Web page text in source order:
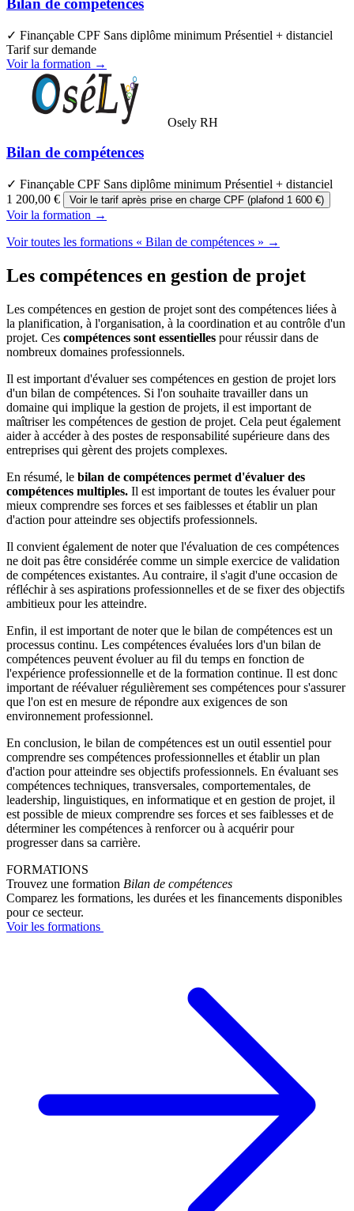
Bilan de compétences
✓ Finançable CPF Sans diplôme minimum Présentiel + distanciel
Tarif sur demande
Voir la formation →
Osely RH
Bilan de compétences
✓ Finançable CPF Sans diplôme minimum Présentiel + distanciel
1 200,00 €
Voir le tarif après prise en charge CPF (plafond 1 600 €)
Voir la formation →
Voir toutes les formations « Bilan de compétences » →
Les compétences en gestion de projet
Les compétences en gestion de projet sont des compétences liées à
la planification, à l'organisation, à la coordination et au contrôle d'un
projet. Ces compétences sont essentielles pour réussir dans de
nombreux domaines professionnels.
Il est important d'évaluer ses compétences en gestion de projet lors
d'un bilan de compétences. Si l'on souhaite travailler dans un
domaine qui implique la gestion de projets, il est important de
maîtriser les compétences de gestion de projet. Cela peut également
aider à accéder à des postes de responsabilité supérieure dans des
entreprises qui gèrent des projets complexes.
En résumé, le bilan de compétences permet d'évaluer des
compétences multiples. Il est important de toutes les évaluer pour
mieux comprendre ses forces et ses faiblesses et établir un plan
d'action pour atteindre ses objectifs professionnels.
Il convient également de noter que l'évaluation de ces compétences
ne doit pas être considérée comme un simple exercice de validation
de compétences existantes. Au contraire, il s'agit d'une occasion de
réfléchir à ses aspirations professionnelles et de se fixer des objectifs
ambitieux pour les atteindre.
Enfin, il est important de noter que le bilan de compétences est un
processus continu. Les compétences évaluées lors d'un bilan de
compétences peuvent évoluer au fil du temps en fonction de
l'expérience professionnelle et de la formation continue. Il est donc
important de réévaluer régulièrement ses compétences pour s'assurer
que l'on est en mesure de répondre aux exigences de son
environnement professionnel.
En conclusion, le bilan de compétences est un outil essentiel pour
comprendre ses compétences professionnelles et établir un plan
d'action pour atteindre ses objectifs professionnels. En évaluant ses
compétences techniques, transversales, comportementales, de
leadership, linguistiques, en informatique et en gestion de projet, il
est possible de mieux comprendre ses forces et ses faiblesses et de
déterminer les compétences à renforcer ou à acquérir pour
progresser dans sa carrière.
FORMATIONS
Trouvez une formation Bilan de compétences
Comparez les formations, les durées et les financements disponibles
pour ce secteur.
Voir les formations